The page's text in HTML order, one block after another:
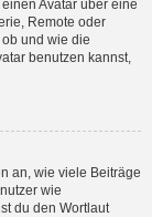
Avatar über eine
Remote oder
und wie die
benutzen kannst,
an, wie viele Beiträge
wie
du den Wortlaut